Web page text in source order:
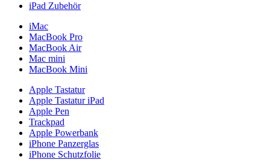
iPad Zubehör
iMac
MacBook Pro
MacBook Air
Mac mini
MacBook Mini
Apple Tastatur
Apple Tastatur iPad
Apple Pen
Trackpad
Apple Powerbank
iPhone Panzerglas
iPhone Schutzfolie